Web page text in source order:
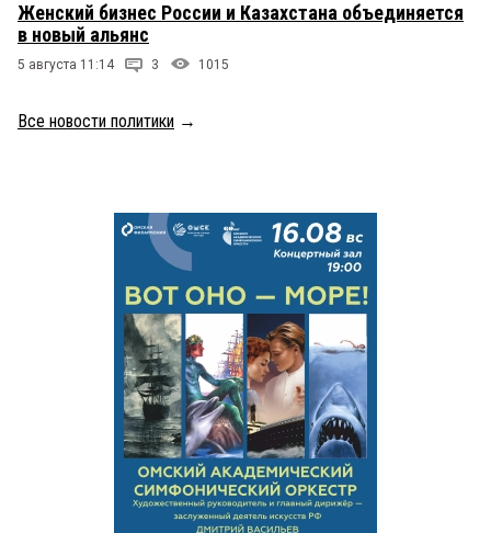
Женский бизнес России и Казахстана объединяется
в новый альянс
5 августа 11:14 3 1015
Все новости политики →